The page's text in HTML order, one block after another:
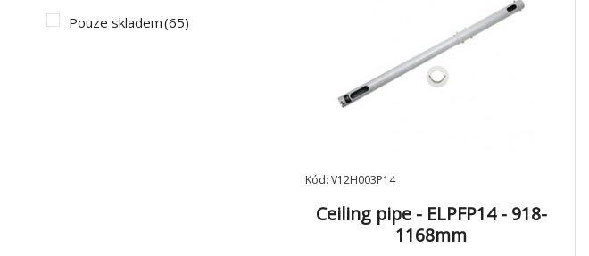
Delock (1)
Pouze skladem(65)
Kód: V12H003P14
Ceiling pipe - ELPFP14 - 918-
1168mm